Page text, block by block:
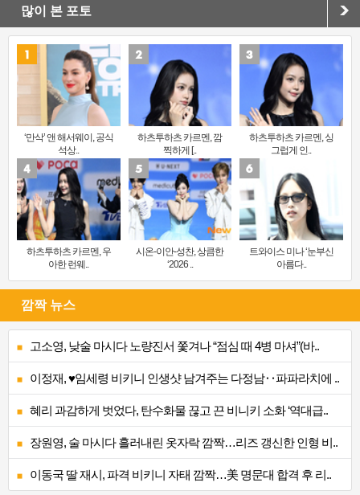
많이 본 포토
‘만삭’ 앤 해서웨이, 공식
석상..
하츠투하츠 카르멘, 깜
찍하게 [..
하츠투하츠 카르멘, 싱
그럽게 인..
하츠투하츠 카르멘, 우
아한 런웨..
시온-이안-성찬, 상큼한
‘2026 ..
트와이스 미나 ‘눈부신
아름다..
깜짝 뉴스
고소영, 낮술 마시다 노량진서 쫓겨나 “점심 때 4병 마셔”(바..
이정재, ♥임세령 비키니 인생샷 남겨주는 다정남‥파파라치에 ..
혜리 과감하게 벗었다, 탄수화물 끊고 끈 비니키 소화 ‘역대급..
장원영, 술 마시다 흘러내린 옷자락 깜짝…리즈 갱신한 인형 비..
이동국 딸 재시, 파격 비키니 자태 깜짝…美 명문대 합격 후 리..